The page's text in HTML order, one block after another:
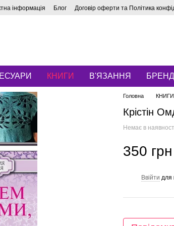
інформація Блог Договір оферти та Політика
КНИГИ В'ЯЗАННЯ
Головна КНИГИ
Крістін
Немає в
350 грн
Ввійти для